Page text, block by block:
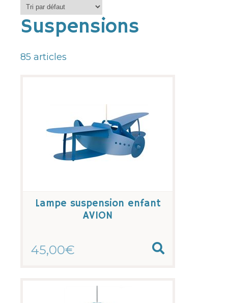
Suspensions
85 articles
Lampe suspension enfant
AVION
45,00€